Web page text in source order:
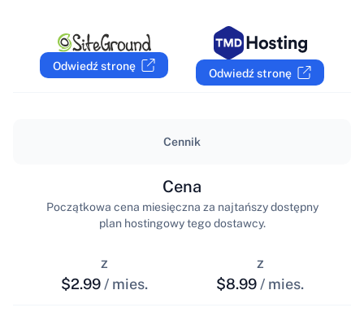
PL
Odwiedź stronę
Odwiedź stronę
Cennik
z
$2.99 / mies.
Cena
Początkowa cena miesięczna za najtańszy dostępny
plan hostingowy tego dostawcy.
z
$8.99 / mies.